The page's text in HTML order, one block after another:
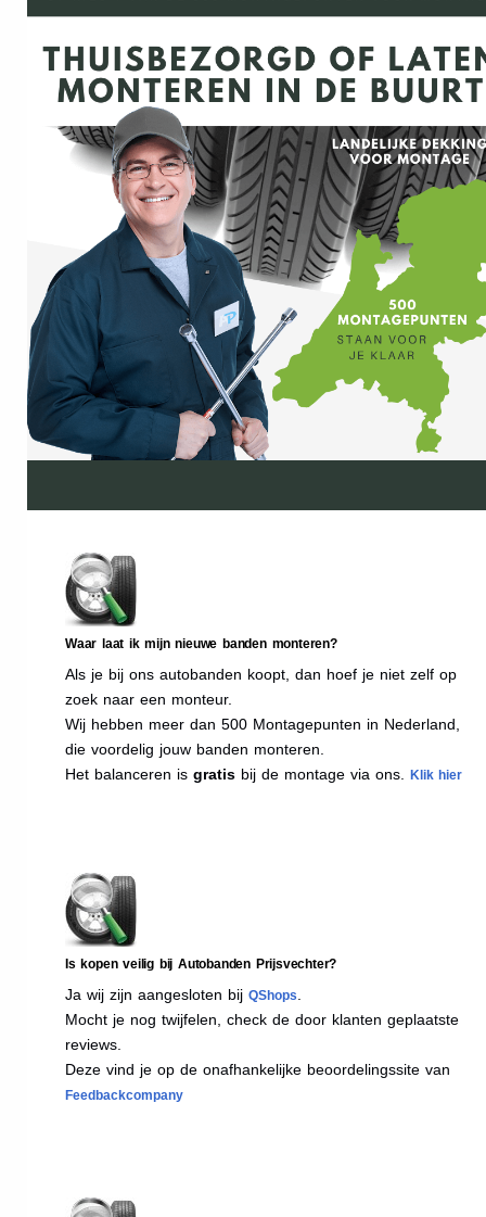
Waar laat ik mijn nieuwe banden monteren?
Als je bij ons autobanden koopt, dan hoef je niet zelf op
zoek naar een monteur.
Wij hebben meer dan 500 Montagepunten in Nederland,
die voordelig jouw banden monteren.
Het balanceren is gratis bij de montage via ons. Klik hier
Is kopen veilig bij Autobanden Prijsvechter?
Ja wij zijn aangesloten bij QShops
Mocht je nog twijfelen, check de door klanten geplaatste
reviews.
Deze vind je op de onafhankelijke beoordelingssite van
Feedbackcompany